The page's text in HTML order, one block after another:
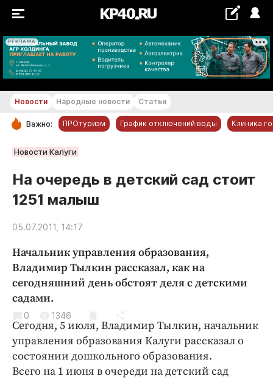
РЕКЛАМА
+24...+25 °С
РУБРИКИ
Новости компаний
Статьи
Народные новости
Благоустройство
Криминал
Культура
Недвижимость и ЖКХ
Образование
Общество
Погода
Новости Народные новости Статьи
Важно: ПРОтуризм График отключений воды Клиника
Новости Калуги
На очередь в детский сад стоит
1251 малыш
05.07.2011, 14:17
Начальник управления образования,
Владимир Тылкин рассказал, как на
сегодняшний день обстоят деля с детскими
садами.
0 1346
Сегодня, 5 июля, Владимир Тылкин, начальник
управления образования Калуги рассказал о
состоянии дошкольного образования.
Всего на 1 июня в очереди на детский сад